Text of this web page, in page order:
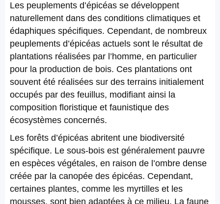
Les peuplements d’épicéas se développent
naturellement dans des conditions climatiques et
édaphiques spécifiques. Cependant, de nombreux
peuplements d’épicéas actuels sont le résultat de
plantations réalisées par l’homme, en particulier
pour la production de bois. Ces plantations ont
souvent été réalisées sur des terrains initialement
occupés par des feuillus, modifiant ainsi la
composition floristique et faunistique des
écosystèmes concernés.
Les forêts d’épicéas abritent une biodiversité
spécifique. Le sous-bois est généralement pauvre
en espèces végétales, en raison de l’ombre dense
créée par la canopée des épicéas. Cependant,
certaines plantes, comme les myrtilles et les
mousses, sont bien adaptées à ce milieu. La faune